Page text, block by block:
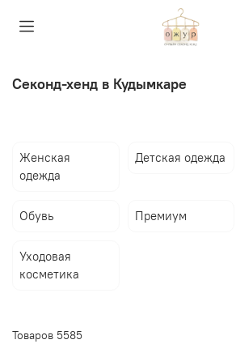
Секонд-хенд в Кудымкаре
Женская
одежда
Детская одежда
Обувь Премиум
Уходовая
косметика
Товаров 5585